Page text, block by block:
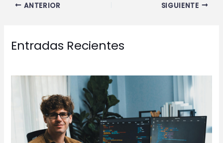
ANTERIOR SIGUIENTE
Entradas Recientes